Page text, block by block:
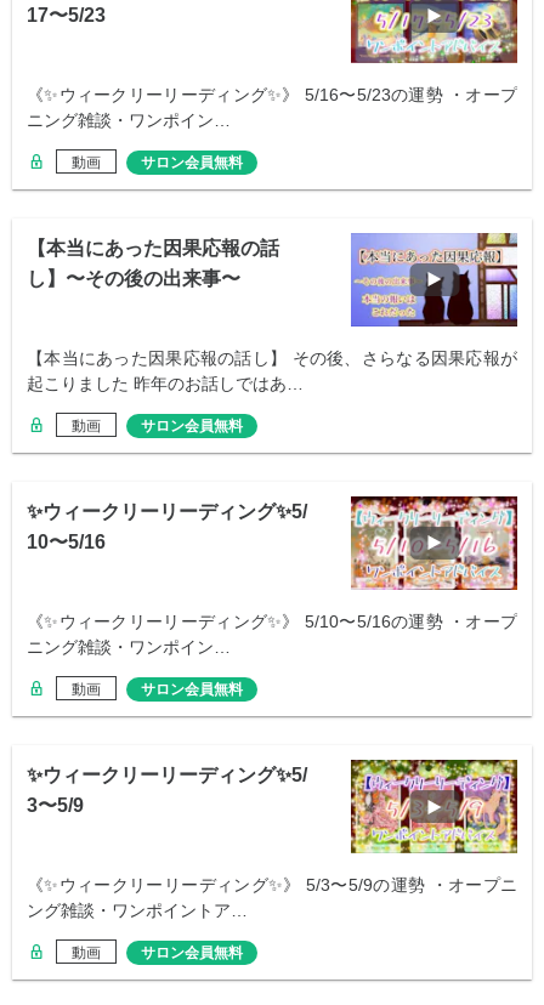
17〜5/23
《✨ウィークリーリーディング✨》 5/16〜5/23の運勢 ・オープ
ニング雑談・ワンポイン…
動画 サロン会員無料
【本当にあった因果応報の話
し】〜その後の出来事〜
【本当にあった因果応報の話し】 その後、さらなる因果応報が
起こりました 昨年のお話しではあ…
動画 サロン会員無料
✨ウィークリーリーディング✨5/
10〜5/16
《✨ウィークリーリーディング✨》 5/10〜5/16の運勢 ・オープ
ニング雑談・ワンポイン…
動画 サロン会員無料
✨ウィークリーリーディング✨5/
3〜5/9
《✨ウィークリーリーディング✨》 5/3〜5/9の運勢 ・オープニ
ング雑談・ワンポイントア…
動画 サロン会員無料